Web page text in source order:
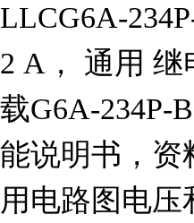
LLCG6A-
2 A， 通用 继
载G6A-234P-
能说明书，资
用电路图电